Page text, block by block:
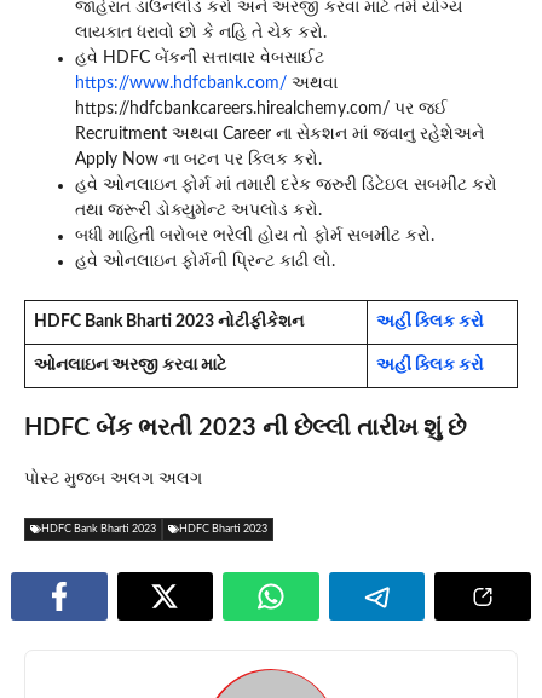
જાહેરાત ડાઉનલોડ કરો અને અરજી કરવા માટે તમે યોગ્ય
લાયકાત ધરાવો છો કે નહિ તે ચેક કરો.
હવે HDFC બેંકની સત્તાવાર વેબસાઈટ
https://www.hdfcbank.com/ અથવા
https://hdfcbankcareers.hirealchemy.com/ પર જઈ
Recruitment અથવા Career ના સેકશન માં જવાનુ રહેશેઅને
Apply Now ના બટન પર ક્લિક કરો.
હવે ઓનલાઇન ફોર્મ માં તમારી દરેક જરુરી ડિટેઇલ સબમીટ કરો
તથા જરૂરી ડોક્યુમેન્ટ અપલોડ કરો.
બધી માહિતી બરોબર ભરેલી હોય તો ફોર્મ સબમીટ કરો.
હવે ઓનલાઇન ફોર્મની પ્રિન્ટ કાઢી લો.
HDFC Bank Bharti 2023 નોટીફીકેશન અહીં ક્લિક કરો
ઓનલાઇન અરજી કરવા માટે અહીં ક્લિક કરો
HDFC બેંક ભરતી 2023 ની છેલ્લી તારીખ શું છે
પોસ્ટ મુજબ અલગ અલગ
HDFC Bank Bharti 2023 HDFC Bharti 2023